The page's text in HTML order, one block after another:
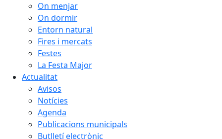
On menjar
On dormir
Entorn natural
Fires i mercats
Festes
La Festa Major
Actualitat
Avisos
Notícies
Agenda
Publicacions municipals
Butlletí electrònic